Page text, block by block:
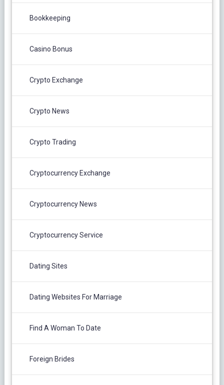
Bookkeeping
Casino Bonus
Crypto Exchange
Crypto News
Crypto Trading
Cryptocurrency Exchange
Cryptocurrency News
Cryptocurrency Service
Dating Sites
Dating Websites For Marriage
Find A Woman To Date
Foreign Brides